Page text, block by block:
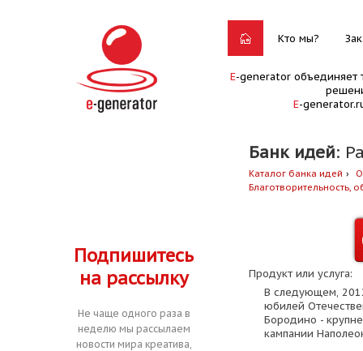
Кто мы?
E-generator объединяет
E-
Банк идей:
Каталог банка идей
Благотворительность,
Подпишитесь
на рассылку
Не чаще одного раза в
неделю мы рассылаем
новости мира креатива,
Продукт или услуга:
В следующем,
юбилей
Бородино -
кампании